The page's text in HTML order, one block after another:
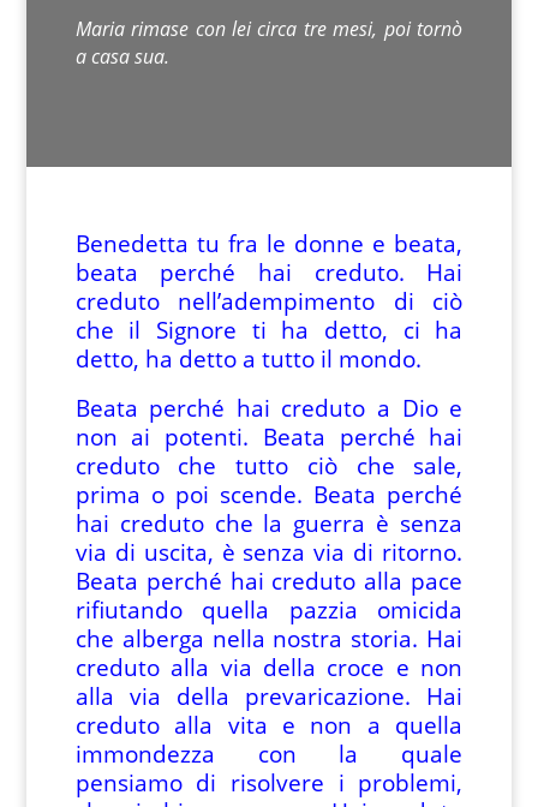
Maria rimase con lei circa tre mesi, poi tornò
a casa sua.
Benedetta tu fra le donne e beata,
beata perché hai creduto. Hai
creduto nell’adempimento di ciò
che il Signore ti ha detto, ci ha
detto, ha detto a tutto il mondo.
Beata perché hai creduto a Dio e
non ai potenti. Beata perché hai
creduto che tutto ciò che sale,
prima o poi scende. Beata perché
hai creduto che la guerra è senza
via di uscita, è senza via di ritorno.
Beata perché hai creduto alla pace
rifiutando quella pazzia omicida
che alberga nella nostra storia. Hai
creduto alla via della croce e non
alla via della prevaricazione. Hai
creduto alla vita e non a quella
immondezza con la quale
pensiamo di risolvere i problemi,